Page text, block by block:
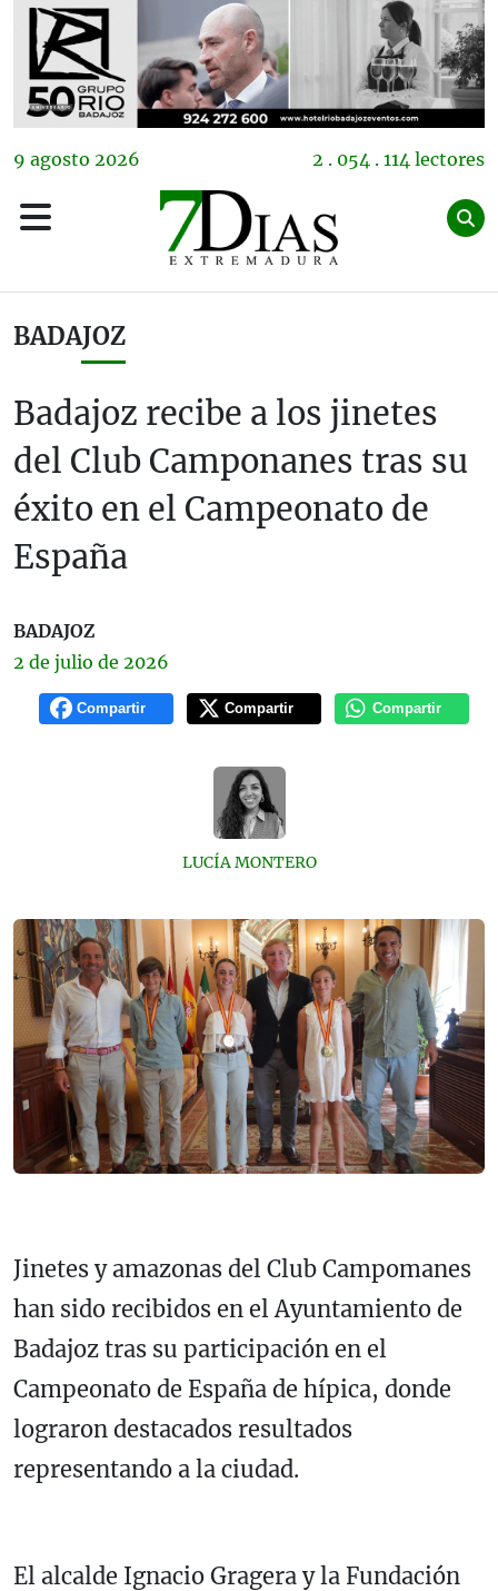
9 agosto 2026 2 . 054 . 114 lectores
BADAJOZ
Badajoz recibe a los jinetes
del Club Camponanes tras su
éxito en el Campeonato de
España
BADAJOZ
2 de julio de 2026
Compartir Compartir Compartir
LUCÍA MONTERO
Jinetes y amazonas del Club Campomanes
han sido recibidos en el Ayuntamiento de
Badajoz tras su participación en el
Campeonato de España de hípica, donde
lograron destacados resultados
representando a la ciudad.
El alcalde Ignacio Gragera y la Fundación